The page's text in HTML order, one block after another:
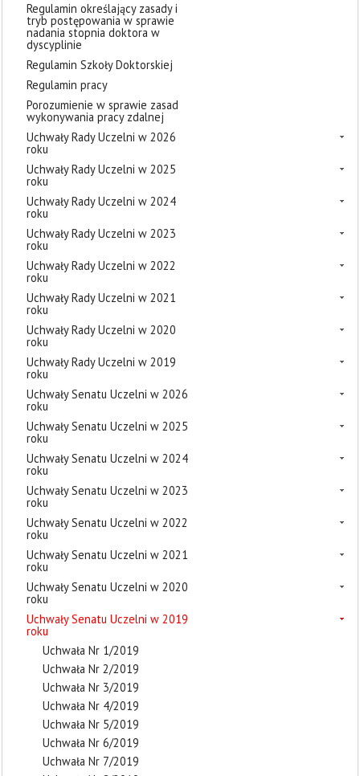
Regulamin określający zasady i
tryb postępowania w sprawie
nadania stopnia doktora w
dyscyplinie
Regulamin Szkoły Doktorskiej
Regulamin pracy
Porozumienie w sprawie zasad
wykonywania pracy zdalnej
Uchwały Rady Uczelni w 2026
roku
Uchwały Rady Uczelni w 2025
roku
Uchwały Rady Uczelni w 2024
roku
Uchwały Rady Uczelni w 2023
roku
Uchwały Rady Uczelni w 2022
roku
Uchwały Rady Uczelni w 2021
roku
Uchwały Rady Uczelni w 2020
roku
Uchwały Rady Uczelni w 2019
roku
Uchwały Senatu Uczelni w 2026
roku
Uchwały Senatu Uczelni w 2025
roku
Uchwały Senatu Uczelni w 2024
roku
Uchwały Senatu Uczelni w 2023
roku
Uchwały Senatu Uczelni w 2022
roku
Uchwały Senatu Uczelni w 2021
roku
Uchwały Senatu Uczelni w 2020
roku
Uchwały Senatu Uczelni w 2019
roku
Uchwała Nr 1/2019
Uchwała Nr 2/2019
Uchwała Nr 3/2019
Uchwała Nr 4/2019
Uchwała Nr 5/2019
Uchwała Nr 6/2019
Uchwała Nr 7/2019